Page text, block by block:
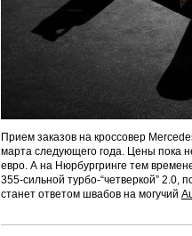
Прием заказов на кроссовер
марта следующего года. Цены пока
евро. А на Нюрбургринге тем
355-сильной турбо-“четверкой”
станет ответом швабов на могучий